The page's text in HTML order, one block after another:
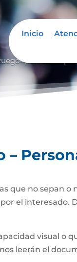
Inicio
personas
–
que no sepan
el interesado.
visual o
leerán el